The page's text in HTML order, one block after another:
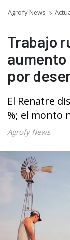
Agrofy News
Trabajo
aumento
por
El Renatre
%; el monto
Agrofy News